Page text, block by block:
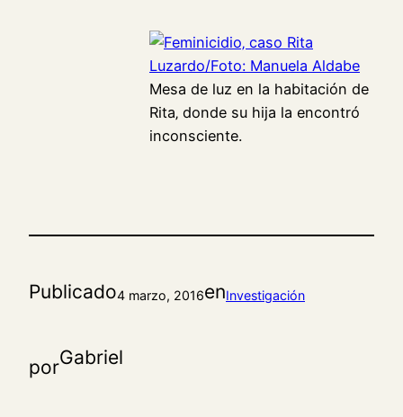
Mesa de luz en la habitación de
Rita‚ donde su hija la encontró
inconsciente.
Publicado4 marzo, 2016enInvestigación
porGabriel